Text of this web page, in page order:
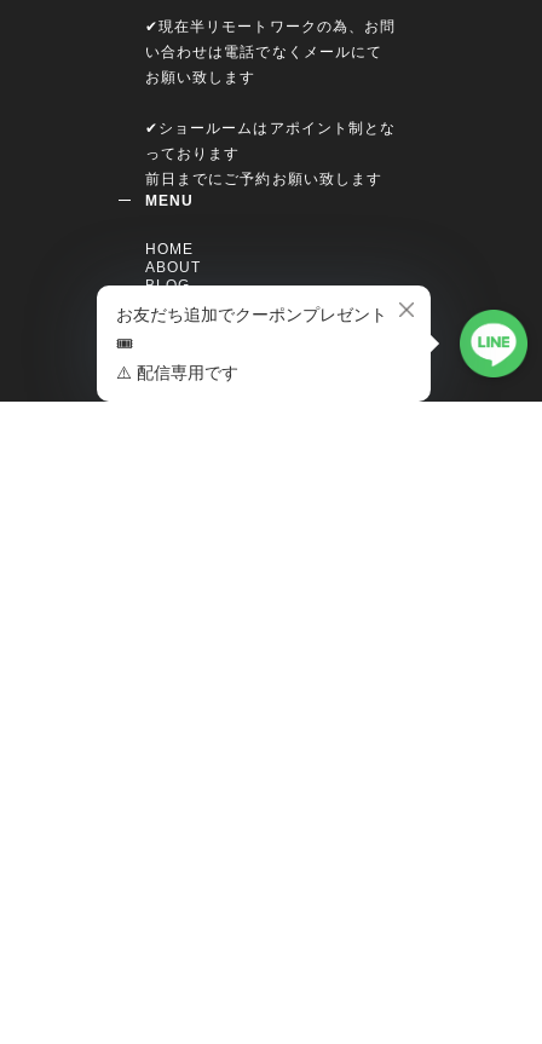
✔︎現在半リモートワークの為、お問
い合わせは電話でなくメールにて
お願い致します
✔︎ショールームはアポイント制とな
っております
前日までにご予約お願い致します
MENU
HOME
ABOUT
BLOG
MWM＊GTG
MYPAGE